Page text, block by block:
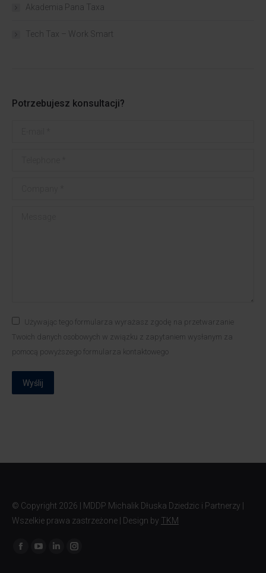
Akademia Pana Taxa
Tech Tax – Work Smart
Potrzebujesz konsultacji?
Używając tego formularza wyrażasz zgodę na przetwarzanie
Twoich danych osobowych w związku z zapytaniem wysłanym za
pomocą powyższego formularza kontaktowego
Wyślij
© Copyright 2026 | MDDP Michalik Dłuska Dziedzic i Partnerzy |
Wszelkie prawa zastrzeżone | Design by TKM
Znajdź nas na: